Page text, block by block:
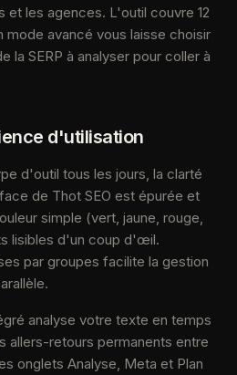
et les agences. L'outil couvre 12
mode avancé vous laisse choisir
la SERP à analyser pour coller à
d'utilisation
d'outil tous les jours, la clarté
de Thot SEO est épurée et
simple (vert, jaune, rouge,
lisibles d'un coup d'œil.
par groupes facilite la gestion
analyse votre texte en temps
allers-retours permanents entre
onglets Analyse, Meta et Plan